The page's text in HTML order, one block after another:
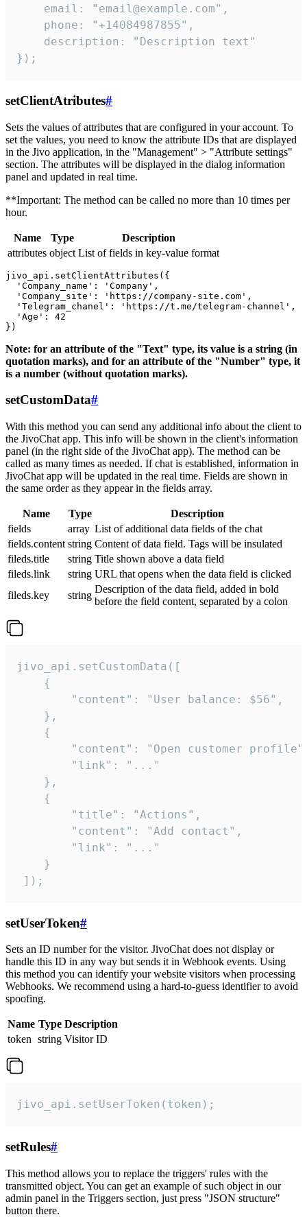
    email: "email@example.com",
    phone: "+14084987855",
    description: "Description text"
});
setClientAtributes#
Sets the values ​​of attributes that are configured in your account. To
set the values, you need to know the attribute IDs that are displayed
in the Jivo application, in the "Management" > "Attribute settings"
section. The attributes will be displayed in the dialog information
panel and updated in real time.
**Important: The method can be called no more than 10 times per
hour.
Name Type
Description
attributes object List of fields in key-value format
jivo_api.setClientAttributes({
  'Company_name': 'Company',
  'Company_site': 'https://company-site.com',
  'Telegram_chanel': 'https://t.me/telegram-channel',
  'Age': 42
Note: for an attribute of the "Text" type, its value is a string (in
quotation marks), and for an attribute of the "Number" type, it
is a number (without quotation marks).
setCustomData#
With this method you can send any additional info about the client to
the JivoChat app. This info will be shown in the client's information
panel (in the right side of the JivoChat app). The method can be
called as many times as needed. If chat is established, information in
JivoChat app will be updated in the real time. Fields are shown in
the same order as they appear in the fields array.
Name Type
Description
fields
array List of additional data fields of the chat
fields.content string Content of data field. Tags will be insulated
fileds.title
string Title shown above a data field
fileds.link
string URL that opens when the data field is clicked
fileds.key
string
Description of the data field, added in bold
before the field content, separated by a colon
jivo_api.setCustomData([
    {
        "content": "User balance: $56",
    },
    {
"content": "Open customer
        "link": "..."
    },
    {
        "title": "Actions",
        "content": "Add contact",
        "link": "..."
    }
]);
setUserToken#
Sets an ID number for the visitor. JivoChat does not display or
handle this ID in any way but sends it in Webhook events. Using
this method you can identify your website visitors when processing
Webhooks. We recommend using a hard-to-guess identifier to avoid
spoofing.
Name Type Description
token string Visitor ID
jivo_api.setUserToken(token);
setRules#
This method allows you to replace the triggers' rules with the
transmitted object. You can get an example of such object in our
admin panel in the Triggers section, just press "JSON structure"
button there.